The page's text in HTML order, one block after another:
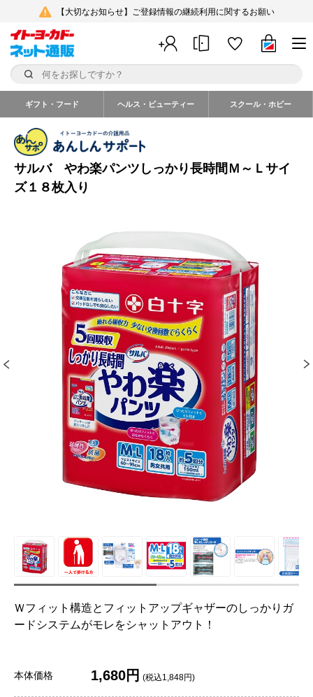
【大切なお知らせ】ご登録情報の継続利用に関するお願い
ギフト・フード ヘルス・ビューティー スクール・ホビー
サルバ やわ楽パンツしっかり長時間Ｍ～Ｌサイ
ズ１８枚入り
Ｗフィット構造とフィットアップギャザーのしっかりガ
ードシステムがモレをシャットアウト！
本体価格 1,680円 (税込1,848円)